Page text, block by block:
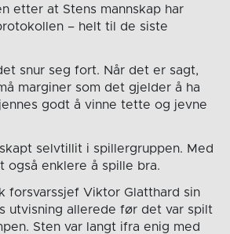
etter at Stens mannskap har
– helt til de siste
snur seg fort. Når det er sagt,
marginer som det gjelder å ha
godt å vinne tette og jevne
selvtillit i spillergruppen. Med
også enklere å spille bra.
forsvarssjef Viktor Glatthard sin
utvisning allerede før det var spilt
Sten var langt ifra enig med